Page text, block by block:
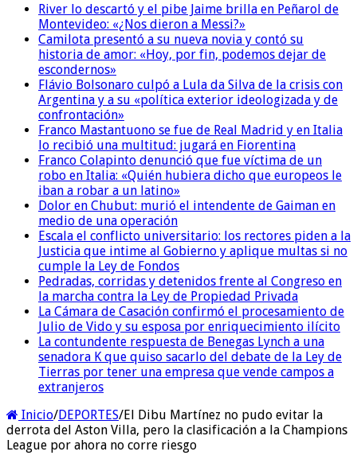
River lo descartó y el pibe Jaime brilla en Peñarol de
Montevideo: «¿Nos dieron a Messi?»
Camilota presentó a su nueva novia y contó su
historia de amor: «Hoy, por fin, podemos dejar de
escondernos»
Flávio Bolsonaro culpó a Lula da Silva de la crisis con
Argentina y a su «política exterior ideologizada y de
confrontación»
Franco Mastantuono se fue de Real Madrid y en Italia
lo recibió una multitud: jugará en Fiorentina
Franco Colapinto denunció que fue víctima de un
robo en Italia: «Quién hubiera dicho que europeos le
iban a robar a un latino»
Dolor en Chubut: murió el intendente de Gaiman en
medio de una operación
Escala el conflicto universitario: los rectores piden a la
Justicia que intime al Gobierno y aplique multas si no
cumple la Ley de Fondos
Pedradas, corridas y detenidos frente al Congreso en
la marcha contra la Ley de Propiedad Privada
La Cámara de Casación confirmó el procesamiento de
Julio de Vido y su esposa por enriquecimiento ilícito
La contundente respuesta de Benegas Lynch a una
senadora K que quiso sacarlo del debate de la Ley de
Tierras por tener una empresa que vende campos a
extranjeros
Inicio/DEPORTES/El Dibu Martínez no pudo evitar la
derrota del Aston Villa, pero la clasificación a la Champions
League por ahora no corre riesgo